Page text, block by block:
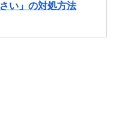
い」の対処方法